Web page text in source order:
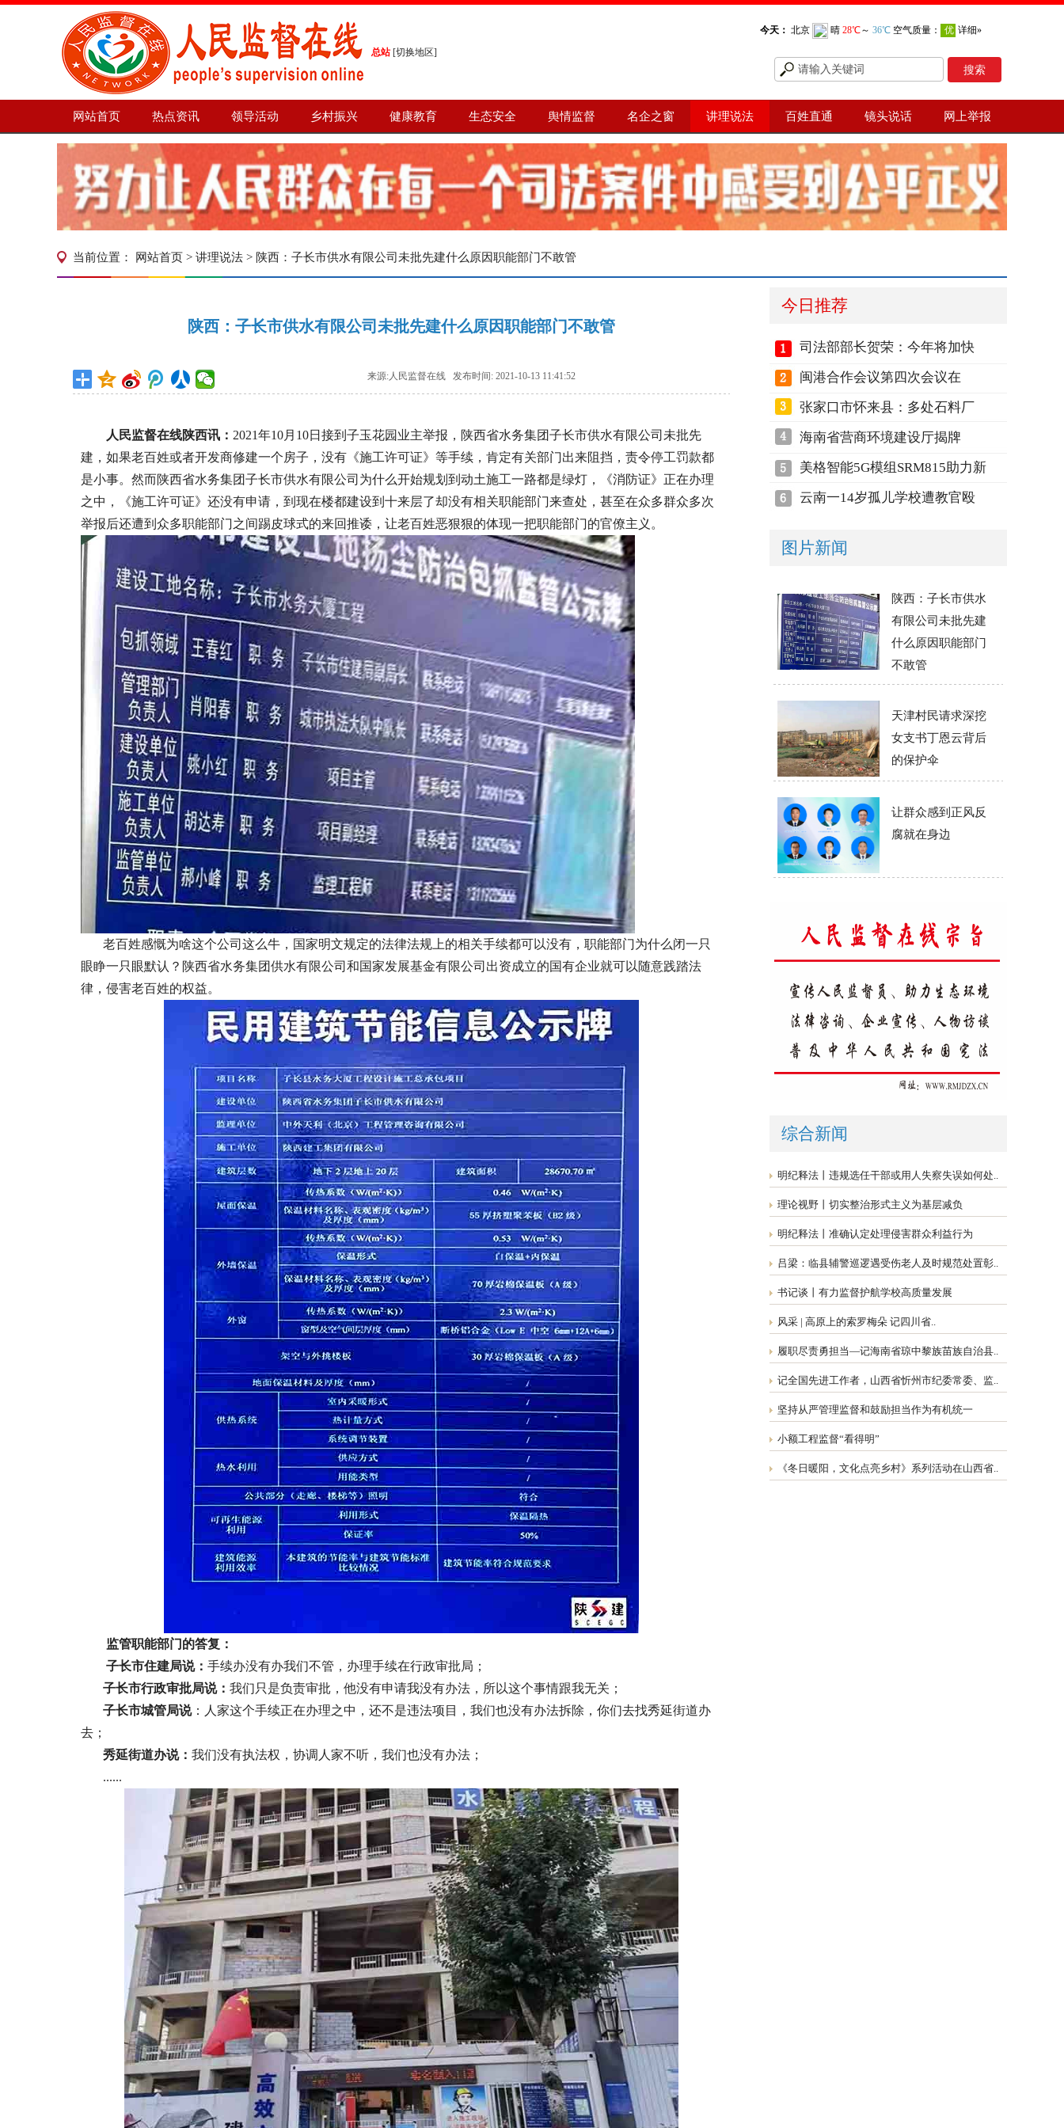
总站[切换地区]
网站首页 热点资讯 领导活动 乡村振兴 健康教育 生态安全 舆情监督 名企之窗 讲理说法 百姓直通 镜头说话 网上举报
当前位置： 网站首页 > 讲理说法 > 陕西：子长市供水有限公司未批先建什么原因职能部门不敢管
陕西：子长市供水有限公司未批先建什么原因职能部门不敢管
来源:人民监督在线 发布时间: 2021-10-13 11:41:52
人民监督在线陕西讯： 2021年10月10日接到子玉花园业主举报，陕西省水务集团子长市供水有限公司未批先
建，如果老百姓或者开发商修建一个房子，没有《施工许可证》等手续，肯定有关部门出来阻挡，责令停工罚款都
是小事。然而陕西省水务集团子长市供水有限公司为什么开始规划到动土施工一路都是绿灯，《消防证》正在办理
之中，《施工许可证》还没有申请，到现在楼都建设到十来层了却没有相关职能部门来查处，甚至在众多群众多次
举报后还遭到众多职能部门之间踢皮球式的来回推诿，让老百姓恶狠狠的体现一把职能部门的官僚主义。
老百姓感慨为啥这个公司这么牛，国家明文规定的法律法规上的相关手续都可以没有，职能部门为什么闭一只
眼睁一只眼默认？陕西省水务集团供水有限公司和国家发展基金有限公司出资成立的国有企业就可以随意践踏法
律，侵害老百姓的权益。
监管职能部门的答复：
子长市住建局说： 手续办没有办我们不管，办理手续在行政审批局；
子长市行政审批局说： 我们只是负责审批，他没有申请我没有办法，所以这个事情跟我无关；
子长市城管局说：人家这个手续正在办理之中，还不是违法项目，我们也没有办法拆除，你们去找秀延街道办
去；
秀延街道办说： 我们没有执法权，协调人家不听，我们也没有办法；
......
今日推荐
司法部部长贺荣：今年将加快
闽港合作会议第四次会议在
张家口市怀来县：多处石料厂
海南省营商环境建设厅揭牌
美格智能5G模组SRM815助力新
云南一14岁孤儿学校遭教官殴
图片新闻
陕西：子长市供水
有限公司未批先建
什么原因职能部门
不敢管
天津村民请求深挖
女支书丁恩云背后
的保护伞
让群众感到正风反
腐就在身边
综合新闻
明纪释法丨违规选任干部或用人失察失误如何处..
理论视野丨切实整治形式主义为基层减负
明纪释法丨准确认定处理侵害群众利益行为
吕梁：临县辅警巡逻遇受伤老人及时规范处置彰..
书记谈丨有力监督护航学校高质量发展
风采 | 高原上的索罗梅朵 记四川省..
履职尽责勇担当—记海南省琼中黎族苗族自治县..
记全国先进工作者，山西省忻州市纪委常委、监..
坚持从严管理监督和鼓励担当作为有机统一
小额工程监督“看得明”
《冬日暖阳，文化点亮乡村》系列活动在山西省..